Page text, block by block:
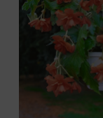
BEGONIA